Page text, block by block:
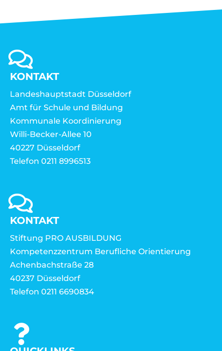
KONTAKT
Landeshauptstadt Düsseldorf
Amt für Schule und Bildung
Kommunale Koordinierung
Willi-Becker-Allee 10
40227 Düsseldorf
Telefon 0211 8996513
KONTAKT
Stiftung PRO AUSBILDUNG
Kompetenzzentrum Berufliche Orientierung
Achenbachstraße 28
40237 Düsseldorf
Telefon 0211 6690834